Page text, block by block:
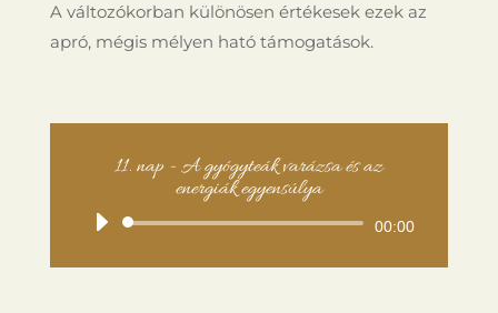
A változókorban különösen értékesek ezek az
apró, mégis mélyen ható támogatások.
11. nap - A gyógyteák varázsa és az
energiák egyensúlya
Audió
00:00